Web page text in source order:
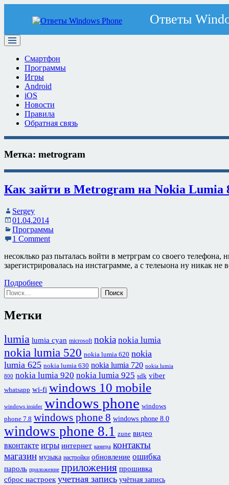
Смартфон
Программы
Игры
Android
iOS
Новости
Правила
Обратная связь
Метка: metrogram
Как зайти в Metrogram на Nokia Lumia
Sergey
01.04.2014
Программы
1 Comment
несоклько раз пыталась войти в метрграм со своего
зарегистрировалась на инстаграмме, а с телеыона ну никак
Подробнее
Найти:
Метки
lumia lumia cyan microsoft nokia nokia lumia
nokia lumia 520 nokia lumia 620 nokia
lumia 625 nokia lumia 630 nokia lumia 720 nokia lumia
800 nokia lumia 920 nokia lumia 925 sdk viber
whatsapp wi-fi windows 10 mobile
windows insider windows phone windows
phone 7.8 windows phone 8 windows phone 8.0
windows phone 8.1 zune видео
вконтакте игры интернет камера контакты
магазин музыка настройки обновление ошибка
пароль приложение приложения прошивка
сброс настроек учетная запись учётная запись